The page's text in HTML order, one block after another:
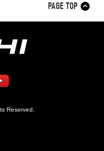
Reserved.
PAGE TOP